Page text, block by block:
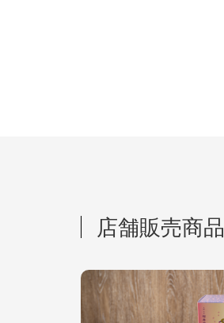
店舗販売商品